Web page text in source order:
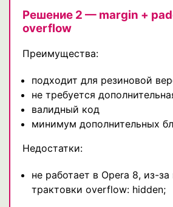
Решение 2 — margin +
overflow
Преимущества:
подходит для резиновой
не требуется
валидный код
минимум дополнительных
Недостатки:
не работает в Opera 8, из-за
трактовки overflow: hidden;